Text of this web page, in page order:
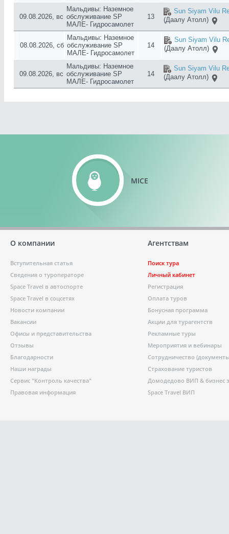
09.08.2026, вс
Мальдивы: Наземное
обслуживание SP
МАЛЕ- Гидросамолет
13
Sun Siyam Vilu
(Даалу Атолл)
08.08.2026, сб
Мальдивы: Наземное
обслуживание SP
МАЛЕ- Гидросамолет
14
Sun Siyam Vilu
(Даалу Атолл)
09.08.2026, вс
Мальдивы: Наземное
обслуживание SP
МАЛЕ- Гидросамолет
14
Sun Siyam Vilu
(Даалу Атолл)
MICE
О компании
Вступительная статья
Сведения о туроператоре
Space Travel в автоспорте
Space Travel в соцсетях
Новости компании
Вакансии
Офисы и представительства
Отзывы
Благодарности
Наши награды
Сервис "Контроль качества"
Правовая информация
Агентствам
Поиск тура
Личный кабинет
Регистрация
Оплата туров
Бонусная программа
Акции для турагентств
Рекламные туры
Мероприятия и вебинары
Сотрудничество
Страхование туристов
Домодедово ВИП & бизнес
Space Travel ВИП